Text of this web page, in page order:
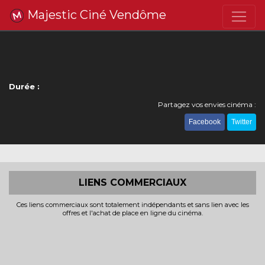
Majestic Ciné Vendôme
Durée :
Partagez vos envies cinéma :
Facebook Twitter
LIENS COMMERCIAUX
Ces liens commerciaux sont totalement indépendants et sans lien avec les
offres et l'achat de place en ligne du cinéma.